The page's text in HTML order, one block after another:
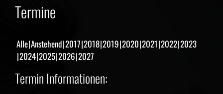
Termine
Alle Anstehend 2017 2018 2019 2020 2021 2022 2023
2024 2025 2026 2027
Termin Informationen: